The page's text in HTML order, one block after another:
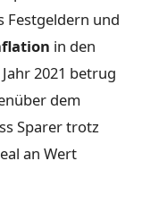
Festgeldern und
in den
2021 betrug
dem
Sparer trotz
an Wert